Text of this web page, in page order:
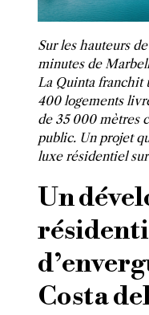
Sur les hauteurs
minutes de
La Quinta franchit
400 logements
de 35 000 mètres
public. Un projet
luxe résidentiel
Un
Costa